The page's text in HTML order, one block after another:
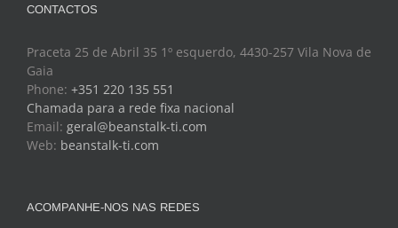
CONTACTOS
Praceta 25 de Abril 35 1º esquerdo, 4430-257 Vila Nova de
Gaia
Phone: +351 220 135 551
Chamada para a rede fixa nacional
Email: geral@beanstalk-ti.com
Web: beanstalk-ti.com
ACOMPANHE-NOS NAS REDES